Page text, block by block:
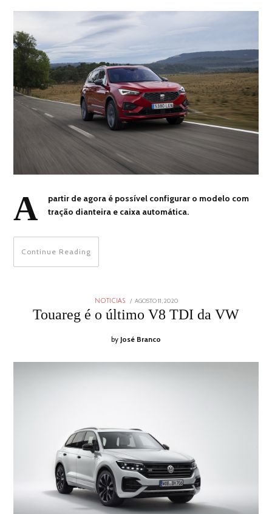
A
partir de agora é possível configurar o modelo com
tração dianteira e caixa automática.
Continue Reading
NOTICIAS
POSTED
AGOSTO 11, 2020
10,
2020
Touareg é o último V8 TDI da VW
by José Branco